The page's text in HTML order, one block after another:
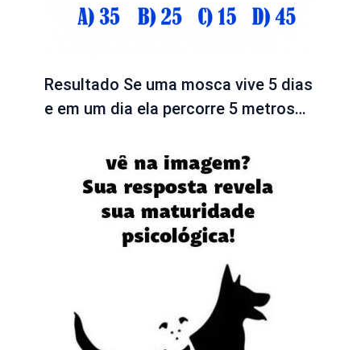
Resultado Se uma mosca vive 5 dias
e em um dia ela percorre 5 metros…